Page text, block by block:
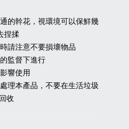
的幹花，視環境可以保鮮幾
捏揉
請注意不要損壞物品
監督下進行
響使用
理本產品，不要在生活垃圾
收